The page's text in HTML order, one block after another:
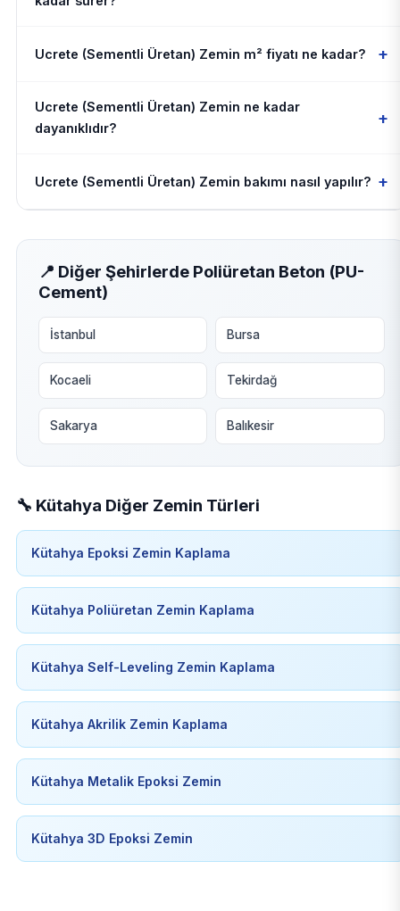
Ucrete (Sementli Üretan) Zemin m² fiyatı ne kadar? +
Ucrete (Sementli Üretan) Zemin ne kadar
dayanıklıdır?
+
Ucrete (Sementli Üretan) Zemin bakımı nasıl yapılır? +
📍 Diğer Şehirlerde Poliüretan Beton (PU-
Cement)
İstanbul Bursa
Kocaeli Tekirdağ
Sakarya Balıkesir
🔧 Kütahya Diğer Zemin Türleri
Kütahya Epoksi Zemin Kaplama
Kütahya Poliüretan Zemin Kaplama
Kütahya Self-Leveling Zemin Kaplama
Kütahya Akrilik Zemin Kaplama
Kütahya Metalik Epoksi Zemin
Kütahya 3D Epoksi Zemin